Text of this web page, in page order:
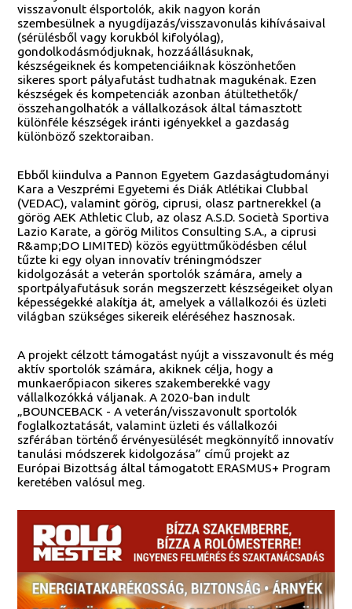
visszavonult élsportolók, akik nagyon korán
szembesülnek a nyugdíjazás/visszavonulás kihívásaival
(sérülésből vagy korukból kifolyólag),
gondolkodásmódjuknak, hozzáállásuknak,
készségeiknek és kompetenciáiknak köszönhetően
sikeres sport pályafutást tudhatnak magukénak. Ezen
készségek és kompetenciák azonban átültethetők/
összehangolhatók a vállalkozások által támasztott
különféle készségek iránti igényekkel a gazdaság
különböző szektoraiban.
Ebből kiindulva a Pannon Egyetem Gazdaságtudományi
Kara a Veszprémi Egyetemi és Diák Atlétikai Clubbal
(VEDAC), valamint görög, ciprusi, olasz partnerekkel (a
görög AEK Athletic Club, az olasz A.S.D. Società Sportiva
Lazio Karate, a görög Militos Consulting S.A., a ciprusi
R&amp;DO LIMITED) közös együttműködésben célul
tűzte ki egy olyan innovatív tréningmódszer
kidolgozását a veterán sportolók számára, amely a
sportpályafutásuk során megszerzett készségeiket olyan
képességekké alakítja át, amelyek a vállalkozói és üzleti
világban szükséges sikereik eléréséhez hasznosak.
A projekt célzott támogatást nyújt a visszavonult és még
aktív sportolók számára, akiknek célja, hogy a
munkaerőpiacon sikeres szakemberekké vagy
vállalkozókká váljanak. A 2020-ban indult
„BOUNCEBACK - A veterán/visszavonult sportolók
foglalkoztatását, valamint üzleti és vállalkozói
szférában történő érvényesülését megkönnyítő innovatív
tanulási módszerek kidolgozása” című projekt az
Európai Bizottság által támogatott ERASMUS+ Program
keretében valósul meg.